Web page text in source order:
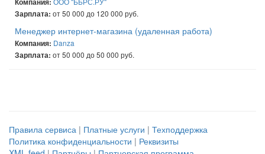
Компания:
Зарплата: от 50 000 до 120 000 руб.
Менеджер интернет-магазина (удаленная работа)
Компания: Danza
Зарплата: от 50 000 до 50 000 руб.
Правила сервиса | Платные услуги | Техподдержка
Политика конфиденциальности | Реквизиты